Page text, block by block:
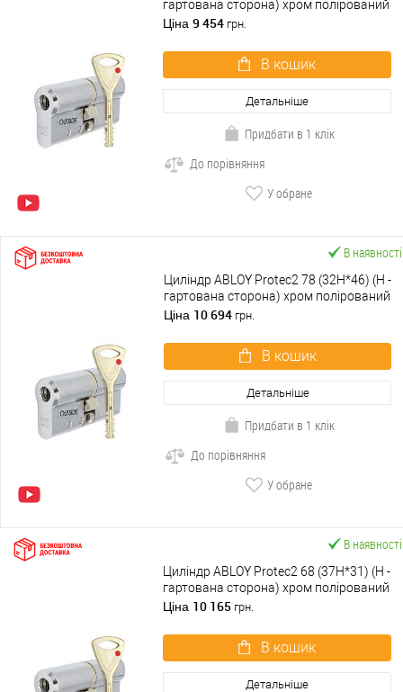
гартована сторона) хром полірований
Ціна 9 454 грн.
В кошик
Детальніше
Придбати в 1 клік
До порівняння
У обране
В наявності
Циліндр ABLOY Protec2 78 (32H*46) (H -
гартована сторона) хром полірований
Ціна 10 694 грн.
В кошик
Детальніше
Придбати в 1 клік
До порівняння
У обране
В наявності
Циліндр ABLOY Protec2 68 (37H*31) (H -
гартована сторона) хром полірований
Ціна 10 165 грн.
В кошик
Детальніше